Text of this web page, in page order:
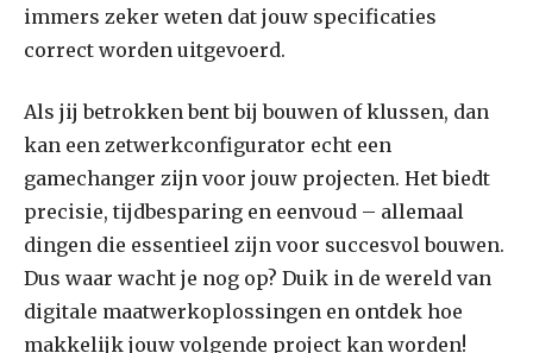
immers zeker weten dat jouw specificaties
correct worden uitgevoerd.
Als jij betrokken bent bij bouwen of klussen, dan
kan een zetwerkconfigurator echt een
gamechanger zijn voor jouw projecten. Het biedt
precisie, tijdbesparing en eenvoud – allemaal
dingen die essentieel zijn voor succesvol bouwen.
Dus waar wacht je nog op? Duik in de wereld van
digitale maatwerkoplossingen en ontdek hoe
makkelijk jouw volgende project kan worden!